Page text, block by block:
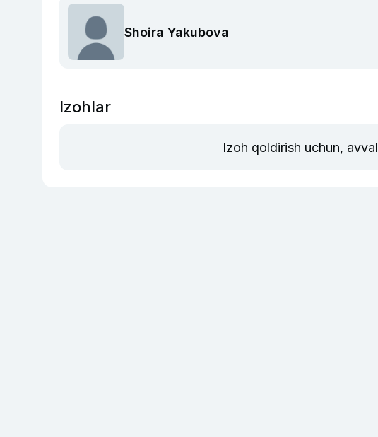
Shoira Yakubova
Izohlar
Izoh qoldirish uchun, avval